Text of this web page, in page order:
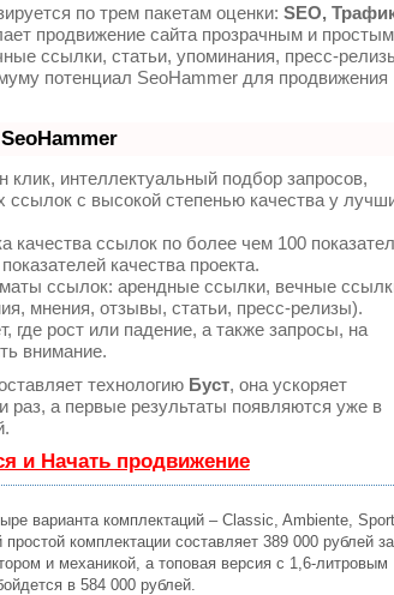
по трем пакетам оценки: SEO,
продвижение сайта прозрачным и простым
ссылки, статьи, упоминания, пресс-
потенциал SeoHammer для продвижения
интеллектуальный подбор запросов,
ссылок с высокой степенью качества у
качества ссылок по более чем 100
качества проекта.
ссылок: арендные ссылки, вечные
мнения, отзывы, статьи, пресс-релизы).
где рост или падение, а также запросы, на
внимание.
технологию Буст, она ускоряет
раз, а первые результаты появляются уже в
и Начать продвижение
варианта комплектаций – Classic, Ambiente,
комплектации составляет 389 000 рублей за
и механикой, а топовая версия с 1,6-литровым
в 584 000 рублей.